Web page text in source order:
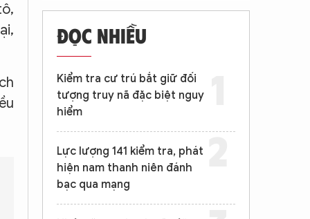
ĐỌC NHIỀU
Kiểm tra cư trú bắt giữ đối
tượng truy nã đặc biệt nguy
hiểm
Lực lượng 141 kiểm tra, phát
hiện nam thanh niên đánh
bạc qua mạng